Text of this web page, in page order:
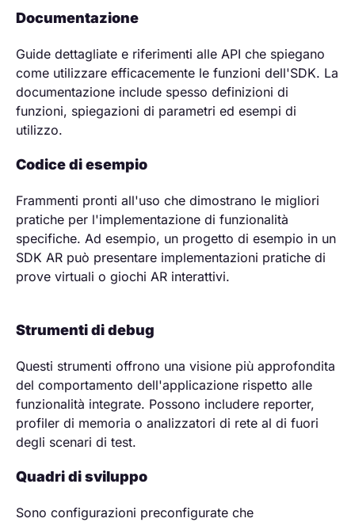
Documentazione
Guide dettagliate e riferimenti alle API che spiegano
come utilizzare efficacemente le funzioni dell'SDK. La
documentazione include spesso definizioni di
funzioni, spiegazioni di parametri ed esempi di
utilizzo.
Codice di esempio
Frammenti pronti all'uso che dimostrano le migliori
pratiche per l'implementazione di funzionalità
specifiche. Ad esempio, un progetto di esempio in un
SDK AR può presentare implementazioni pratiche di
prove virtuali o giochi AR interattivi.
Strumenti di debug
Questi strumenti offrono una visione più approfondita
del comportamento dell'applicazione rispetto alle
funzionalità integrate. Possono includere reporter,
profiler di memoria o analizzatori di rete al di fuori
degli scenari di test.
Quadri di sviluppo
Sono configurazioni preconfigurate che